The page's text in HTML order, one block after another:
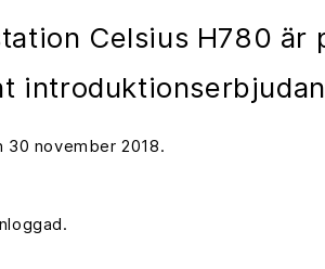
Celsius H780 är
30 november 2018.